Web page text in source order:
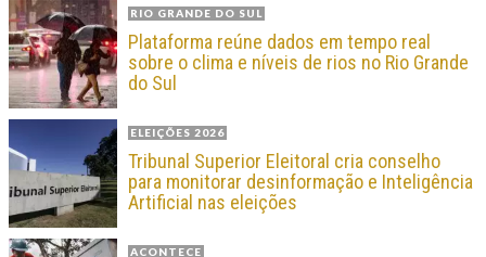
RIO GRANDE DO SUL
Plataforma reúne dados em tempo real
sobre o clima e níveis de rios no Rio Grande
do Sul
ELEIÇÕES 2026
Tribunal Superior Eleitoral cria conselho
para monitorar desinformação e Inteligência
Artificial nas eleições
ACONTECE